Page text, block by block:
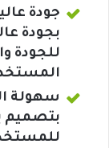
جودة
بجودة
للجودة
سهولة
بتصميم